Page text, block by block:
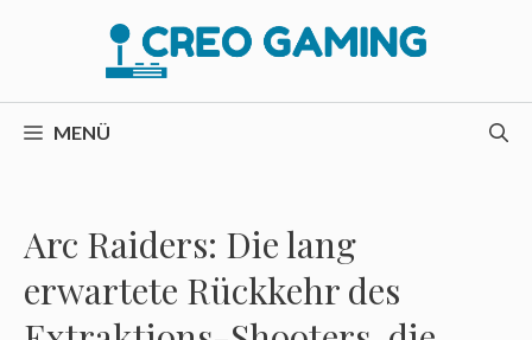
MENÜ
Arc Raiders: Die lang
erwartete Rückkehr des